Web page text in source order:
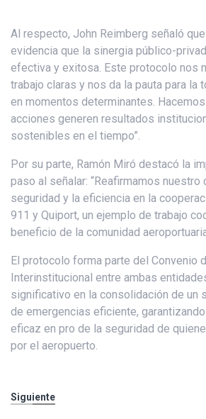
Al respecto, John Reimberg señaló
evidencia que la sinergia público-
efectiva y exitosa. Este protocolo nos
trabajo claras y nos da la pauta para la
en momentos determinantes.
acciones generen resultados
sostenibles en el tiempo”.
Por su parte, Ramón Miró destacó la
paso al señalar: “Reafirmamos
seguridad y la eficiencia en la
911 y Quiport, un ejemplo de trabajo
beneficio de la comunidad
El protocolo forma parte del Convenio
Interinstitucional entre ambas
significativo en la consolidación de un
de emergencias eficiente,
eficaz en pro de la seguridad de
por el aeropuerto.
Siguiente